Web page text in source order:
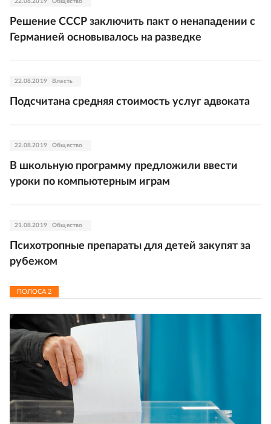
22.08.2019 Общество
Решение СССР заключить пакт о ненападении с
Германией основывалось на разведке
22.08.2019 Власть
Подсчитана средняя стоимость услуг адвоката
22.08.2019 Общество
В школьную программу предложили ввести
уроки по компьютерным играм
21.08.2019 Общество
Психотропные препараты для детей закупят за
рубежом
ПОЛОСА2